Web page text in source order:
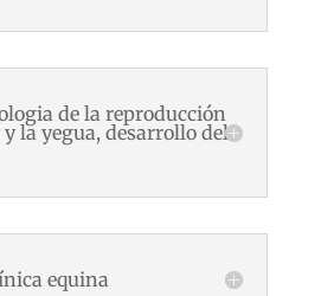
de la reproducción
la yegua, desarrollo del
equina